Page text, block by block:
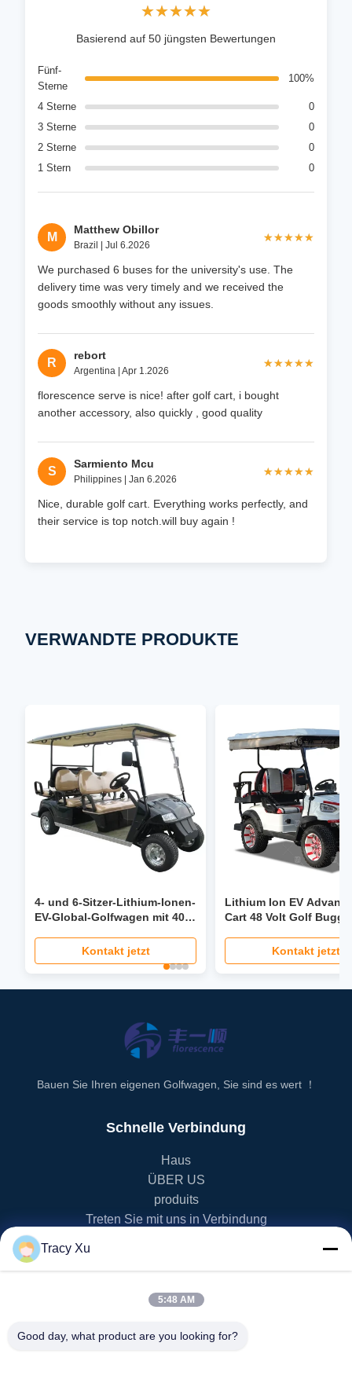
★★★★★
★★★★★
Basierend auf 50 jüngsten Bewertungen
Fünf-
Sterne
100%
4 Sterne
0
3 Sterne
0
2 Sterne
0
1 Stern
0
M
Matthew Obillor
Brazil | Jul 6.2026
★★★★★
★★★★★
We purchased 6 buses for the university's use. The
delivery time was very timely and we received the
goods smoothly without any issues.
R
rebort
Argentina | Apr 1.2026
★★★★★
★★★★★
florescence serve is nice! after golf cart, i bought
another accessory, also quickly , good quality
S
Sarmiento Mcu
Philippines | Jan 6.2026
★★★★★
★★★★★
Nice, durable golf cart. Everything works perfectly, and
their service is top notch.will buy again !
VERWANDTE PRODUKTE
4- und 6-Sitzer-Lithium-Ionen-
EV-Global-Golfwagen mit 40
Servolenkung, klappbarem
Sitz, LCD-Scheinwerfer und
Kontakt jetzt
Lithium Ion EV
Cart 48 Volt Golf Buggy
Kontakt jetzt
Bauen Sie Ihren eigenen Golfwagen, Sie sind es wert ！
Schnelle Verbindung
Haus
ÜBER US
produits
Treten Sie mit uns in Verbindung
EV-Golfmobil
lsv Golfmobil
Tracy Xu
5:48 AM
Good day, what product are you looking for?